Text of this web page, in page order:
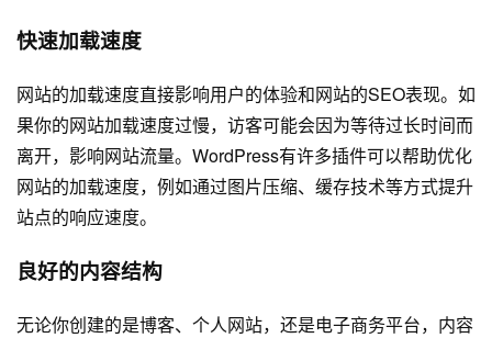
快速加载速度
网站的加载速度直接影响用户的体验和网站的SEO表现。如
果你的网站加载速度过慢，访客可能会因为等待过长时间而
离开，影响网站流量。WordPress有许多插件可以帮助优化
网站的加载速度，例如通过图片压缩、缓存技术等方式提升
站点的响应速度。
良好的内容结构
无论你创建的是博客、个人网站，还是电子商务平台，内容